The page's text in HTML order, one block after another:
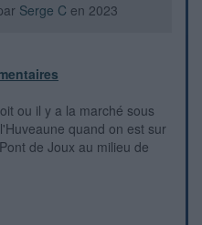
Serge C en 2023
ou il y a la marché sous
quand on est sur
de Joux au milieu de